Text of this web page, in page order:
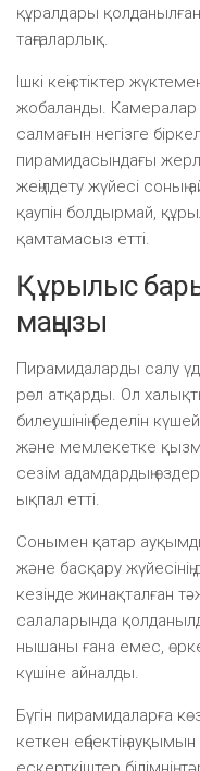
құралдары
таңғаларлық.
Ішкі кеңістіктер
жобаланды. Камералар
салмағын негізге
пирамидасындағы
жеңілдету жүйесі
қаупін болдырмай,
қамтамасыз етті.
Құрылыс
маңызы
Пирамидаларды салу
рөл атқарды. Ол
билеушінің беделін
және мемлекетке
сезім адамдардың
ықпал етті.
Сонымен қатар
және басқару
кезінде жинақталған
салаларында
нышаны ғана емес,
күшіне айналды.
Бүгін пирамидаларға
кеткен еңбектің